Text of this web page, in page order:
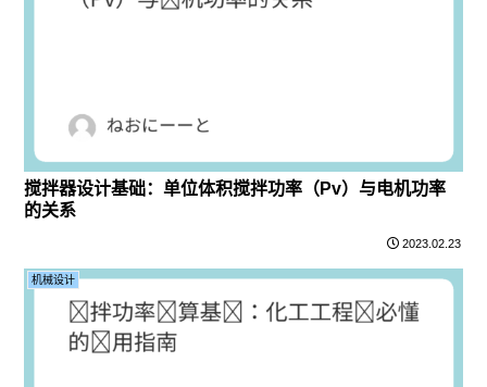
搅拌器设计基础：单位体积搅拌功率（Pv）与电机功率
的关系
2023.02.23
机械设计